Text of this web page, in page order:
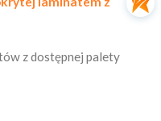
z dostępnej palety